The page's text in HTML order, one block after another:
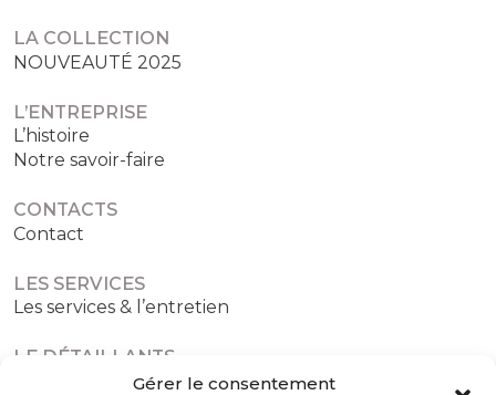
Gérer le consentement
LA COLLECTION
NOUVEAUTÉ 2025
L’ENTREPRISE
L’histoire
Notre savoir-faire
CONTACTS
Contact
LES SERVICES
Les services & l’entretien
LE DÉTAILLANTS
Les détaillants agréés